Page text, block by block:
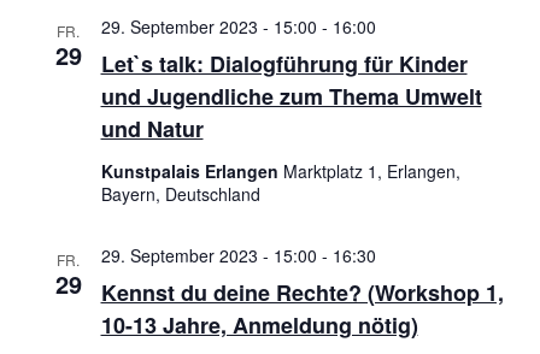
FR.
29
Let`s talk: Dialogführung für Kinder
und Jugendliche zum Thema Umwelt
und Natur
29. September 2023 - 15:00 - 16:00
Kunstpalais Erlangen Marktplatz 1, Erlangen,
Bayern, Deutschland
FR.
29
Kennst du deine Rechte? (Workshop 1,
10-13 Jahre, Anmeldung nötig)
29. September 2023 - 15:00 - 16:30